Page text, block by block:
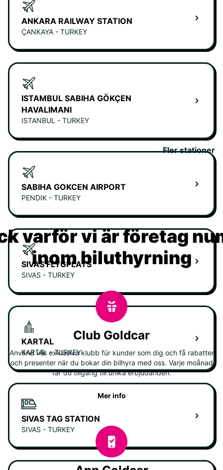
ANKARA RAILWAY STATION
ÇANKAYA - TURKEY
ISTAMBUL SABIHA GÖKÇEN
HAVALIMANI
ISTANBUL - TURKEY
SABIHA GOKCEN AIRPORT
PENDIK - TURKEY
SIVAS FLYGPLATS
SIVAS - TURKEY
KARTAL
KARTAL - TURKEY
SIVAS TAG STATION
SIVAS - TURKEY
Fler stationer
varför vi är företag
inom biluthyrning
Club Goldcar
Använd vår exklusiva klubb für kunder som dig och få rabatter
och presenter när du bokar din bilhyra med oss. Varje moånad
får du tillgång till unika erbjudanden.
Mer info